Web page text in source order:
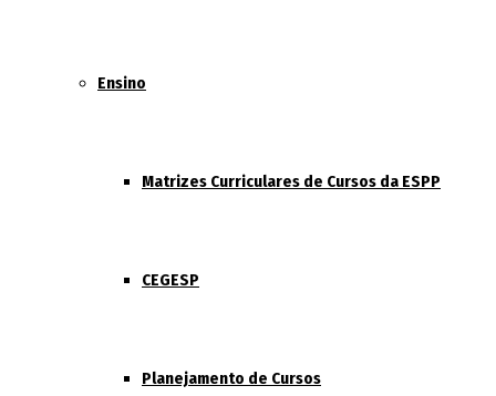
Ensino
Matrizes Curriculares de Cursos da ESPP
CEGESP
Planejamento de Cursos